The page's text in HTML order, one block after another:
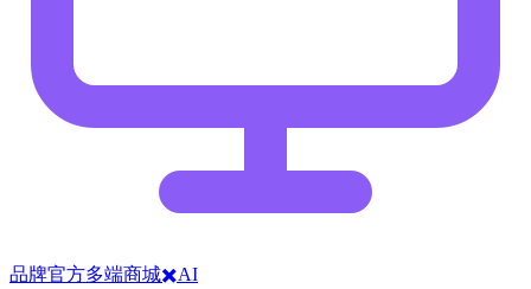
品牌官方多端商城✖️AI